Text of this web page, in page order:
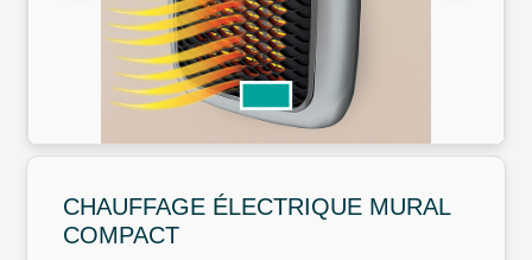
CHAUFFAGE ÉLECTRIQUE MURAL
COMPACT